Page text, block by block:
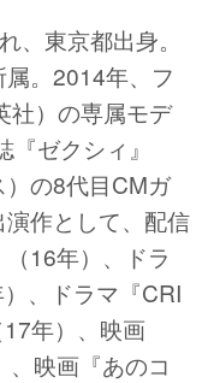
東京都出身。
。2014年、フ
社）の専属モデ
ゼクシィ』
）の8代目CMガ
作として、配信
16年）、ドラ
、ドラマ『CRI
年）、映画
、映画『あのコ